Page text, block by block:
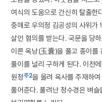
여식의 도움으로 간신히 탈출한
중매로 우의정 김공성의 사위가
살인 혐의를 받는다. 국문을 당
이른 옥낭(玉囊)을 풀고 종이를
풀이를 널리 구하게 된다. 이전
원정주2을 올려 옥사를 주재하
풀어준다. 풀려난 정수경은 벼